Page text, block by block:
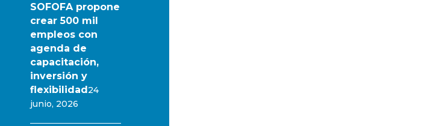
SOFOFA propone
crear 500 mil
empleos con
agenda de
capacitación,
inversión y
flexibilidad24
junio, 2026